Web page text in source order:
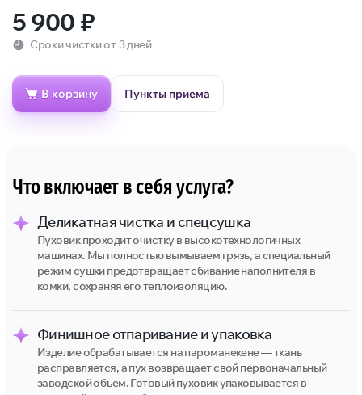
5 900 ₽
Сроки чистки от 3 дней
В корзину Пункты приема
Что включает в себя услуга?
Деликатная чистка и спецсушка
Пуховик проходит очистку в высокотехнологичных
машинах. Мы полностью вымываем грязь, а специальный
режим сушки предотвращает сбивание наполнителя в
комки, сохраняя его теплоизоляцию.
Финишное отпаривание и упаковка
Изделие обрабатывается на пароманекене — ткань
расправляется, а пух возвращает свой первоначальный
заводской объем. Готовый пуховик упаковывается в